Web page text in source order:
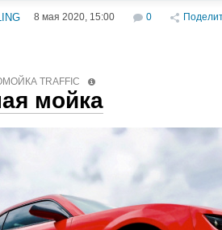
8 мая 2020, 15:00 0
TRAFFIC
мойка